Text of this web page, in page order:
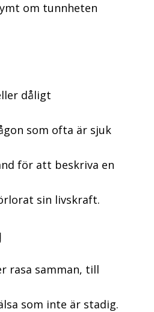
om tunnheten
dåligt
som ofta är sjuk
för att beskriva en
sin livskraft.
rasa samman, till
som inte är stadig.